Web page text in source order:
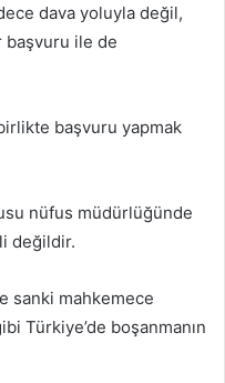
dava yoluyla değil,
başvuru ile de
başvuru yapmak
nüfus müdürlüğünde
değildir.
sanki mahkemece
Türkiye’de boşanmanın